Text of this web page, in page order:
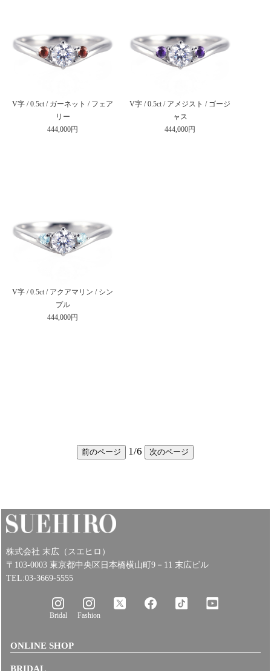
V字 / 0.5ct / ガーネット / フェア
リー
444,000円
V字 / 0.5ct / アメジスト / ゴージ
ャス
444,000円
V字 / 0.5ct / アクアマリン / シン
プル
444,000円
前のページ 1/6 次のページ
株式会社 末広（スエヒロ）
〒103-0003 東京都中央区日本橋横山町9－11 末広ビル
TEL:03-3669-5555
Bridal Fashion
ONLINE SHOP
BRIDAL